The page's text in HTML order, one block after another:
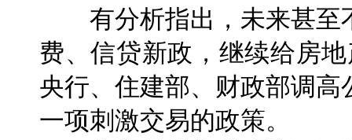
有分析指出，未来甚至
费、信贷新政，继续给房
央行、住建部、财政部调
一项刺激交易的政策。